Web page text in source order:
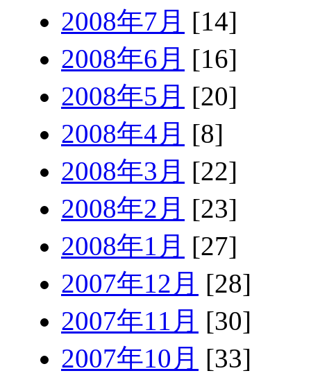
2008年7月 [14]
2008年6月 [16]
2008年5月 [20]
2008年4月 [8]
2008年3月 [22]
2008年2月 [23]
2008年1月 [27]
2007年12月 [28]
2007年11月 [30]
2007年10月 [33]